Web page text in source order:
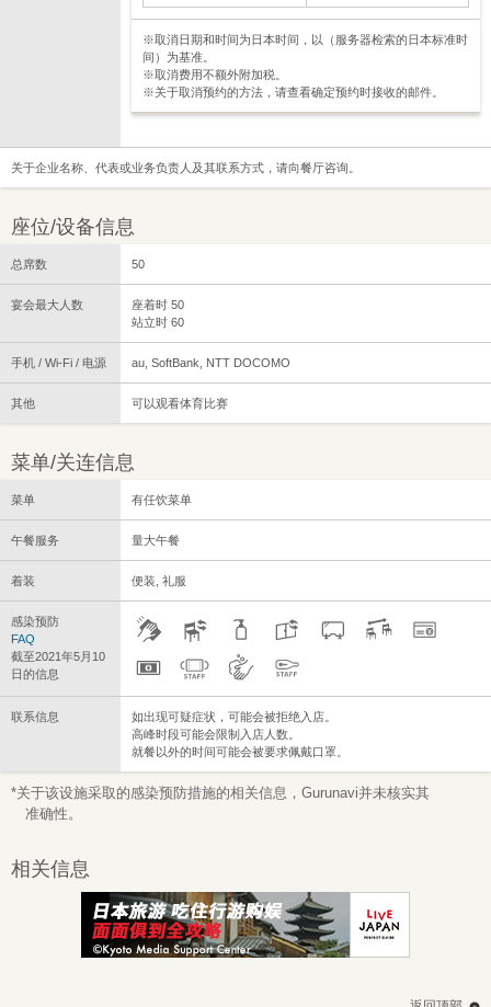
※取消日期和时间为日本时间，以（服务器检索的日本标准时
间）为基准。
※取消费用不额外附加税。
※关于取消预约的方法，请查看确定预约时接收的邮件。
关于企业名称、代表或业务负责人及其联系方式，请向餐厅咨询。
座位/设备信息
总席数 50
宴会最大人数
座着时 50
站立时 60
手机 / Wi-Fi / 电源 au, SoftBank, NTT DOCOMO
其他 可以观看体育比赛
菜单/关连信息
菜单 有任饮菜单
午餐服务 量大午餐
着装 便装, 礼服
感染预防
FAQ
截至2021年5月10
日的信息
联系信息
如出现可疑症状，可能会被拒绝入店。
高峰时段可能会限制入店人数。
就餐以外的时间可能会被要求佩戴口罩。
*关于该设施采取的感染预防措施的相关信息，Gurunavi并未核实其
准确性。
相关信息